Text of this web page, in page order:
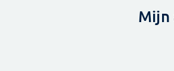
Mijn